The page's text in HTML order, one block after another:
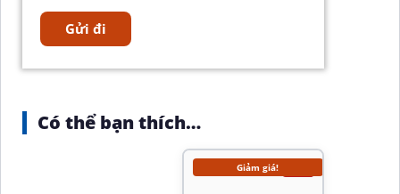
Có thể bạn thích…
Giảm giá!